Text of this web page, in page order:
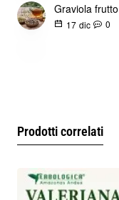
Prodotto artigianale.
Graviola
17 dic 0
Prodotti correlati